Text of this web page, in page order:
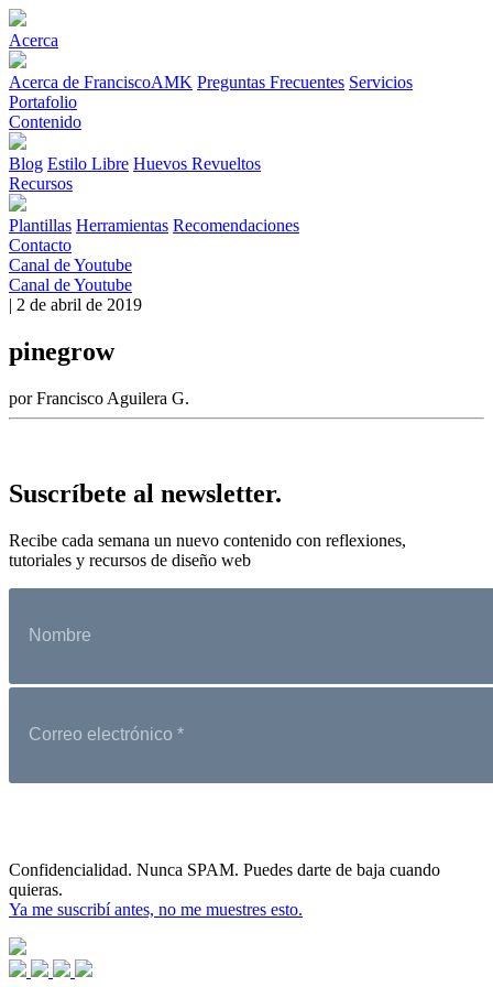
Acerca
Acerca de FranciscoAMK Preguntas Frecuentes Servicios
Portafolio
Contenido
Blog Estilo Libre Huevos Revueltos
Recursos
Plantillas Herramientas Recomendaciones
Contacto
Canal de Youtube
Canal de Youtube
| 2 de abril de 2019
pinegrow
por Francisco Aguilera G.
Suscríbete al newsletter.
Recibe cada semana un nuevo contenido con reflexiones,
tutoriales y recursos de diseño web
Confidencialidad. Nunca SPAM. Puedes darte de baja cuando
quieras.
Ya me suscribí antes, no me muestres esto.